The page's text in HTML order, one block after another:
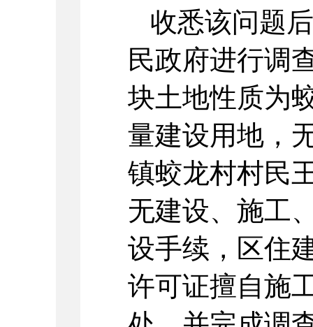
收悉该问题
民政府进行调
块土地性质为
量建设用地，
镇蛟龙村村民
无建设、施工
设手续，区住
许可证擅自施